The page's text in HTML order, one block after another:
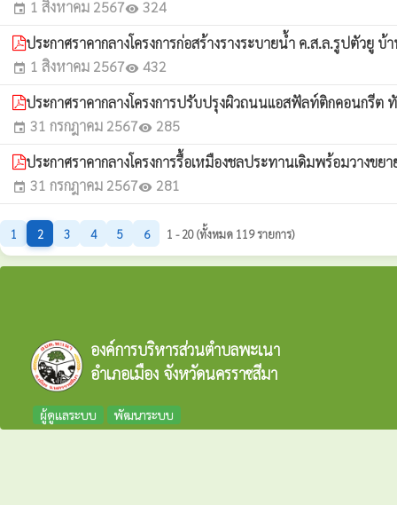
event 1 สิงหาคม 2567visibility 324
ประกาศราคากลางโครงการก่อสร้างรางระบายน้ำ ค.ส.ล.รูปตัว
event 1 สิงหาคม 2567visibility 432
ประกาศราคากลางโครงการปรับปรุงผิวถนนแอสฟัลท์ติกคอนกรี
event 31 กรกฎาคม 2567visibility 285
ประกาศราคากลางโครงการรื้อเหมืองชลประทานเดิมพร้อมวาง
event 31 กรกฎาคม 2567visibility 281
1 2 3 4 5 6 1 - 20 (ทั้งหมด 119 รายการ)
องค์การบริหารส่วนตำบลพะเนา
อำเภอเมือง จังหวัดนครราชสีมา
ผู้ดูแลระบบ พัฒนาระบบ